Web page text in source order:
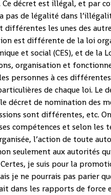
Ce décret est illégal, et par
pas de légalité dans
différentes les unes des
est différente de la loi
et social (CES), et de la
organisation et
personnes à ces
de chaque loi. Le
décret de nomination des
sont différentes, etc.
compétences et selon
l’action de toute
seulement aux autorités
je suis pour la
je ne pourrais pas parier
dans les rapports de force